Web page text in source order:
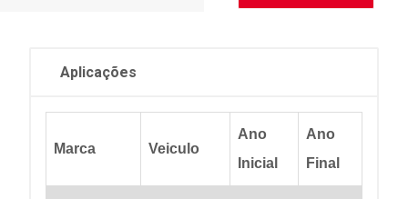
Aplicações
Marca Veiculo
Ano
Inicial
Ano
Final